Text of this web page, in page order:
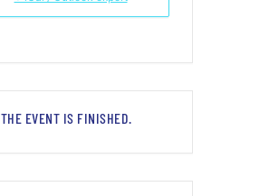
THE EVENT IS FINISHED.